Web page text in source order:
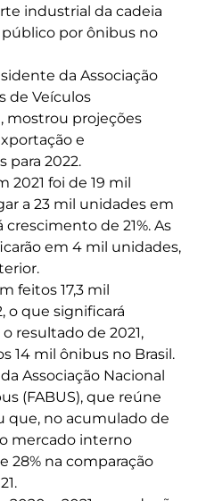
industrial da cadeia
por ônibus no
da Associação
de Veículos
mostrou projeções
e
para 2022.
2021 foi de 19 mil
a 23 mil unidades em
de 21%. As
em 4 mil unidades,
feitos 17,3 mil
o que significará
resultado de 2021,
14 mil ônibus no Brasil.
Associação Nacional
(FABUS), que reúne
que, no acumulado de
mercado interno
28% na comparação